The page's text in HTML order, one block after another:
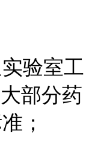
验室工
部分药
；